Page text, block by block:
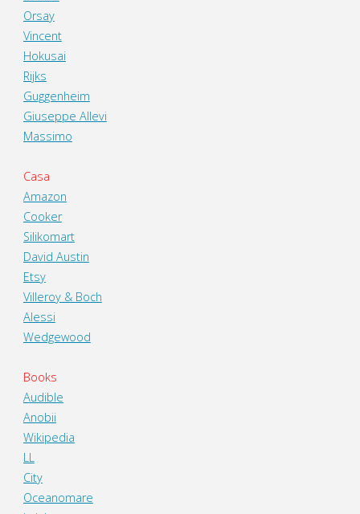
Orsay
Vincent
Hokusai
Rijks
Guggenheim
Giuseppe Allevi
Massimo
Casa
Amazon
Cooker
Silikomart
David Austin
Etsy
Villeroy & Boch
Alessi
Wedgewood
Books
Audible
Anobii
Wikipedia
LL
City
Oceanomare